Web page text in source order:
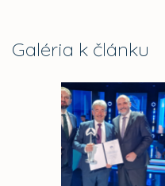
Galéria k článku